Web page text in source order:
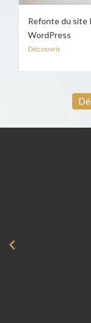
Refonte du site
WordPress
Découvrir